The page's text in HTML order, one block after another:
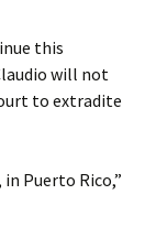
this
will not
to extradite
Puerto Rico,”